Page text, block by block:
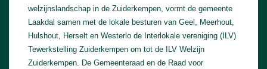
welzijnslandschap in de Zuiderkempen, vormt de gemeente
Laakdal samen met de lokale besturen van Geel, Meerhout,
Hulshout, Herselt en Westerlo de Interlokale vereniging (ILV)
Tewerkstelling Zuiderkempen om tot de ILV Welzijn
Zuiderkempen. De Gemeenteraad en de Raad voor